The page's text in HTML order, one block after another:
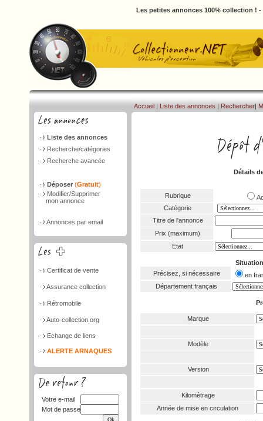
Les petites annonces 100% collection !
Liste des annonces
Recherche/catégories
Recherche avancée
Déposer (Gratuit)
Modifier/Supprimer
mon annonce
Annonces par email
Certificat de vente
Assurance collection
Rétromobile
Auto-collection.org
Echange de liens
ALERTE ARNAQUES
Votre e-mail
Mot de passe
Accueil | Liste des annonces | Rechercher|
Détails
Rubrique
Catégorie
Titre de l'annonce
Prix (maximum)
Etat
Précisez, si nécessaire
en
Département français
Marque
Modèle
Version
Kilométrage
Année de mise en circulation